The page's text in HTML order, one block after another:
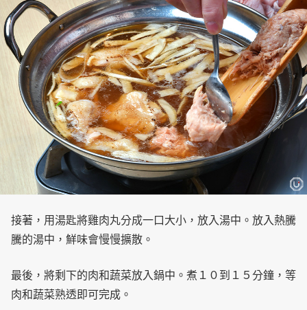
接著，用湯匙將雞肉丸分成一口大小，放入湯中。放入熱騰
騰的湯中，鮮味會慢慢擴散。
最後，將剩下的肉和蔬菜放入鍋中。煮１０到１５分鐘，等
肉和蔬菜熟透即可完成。